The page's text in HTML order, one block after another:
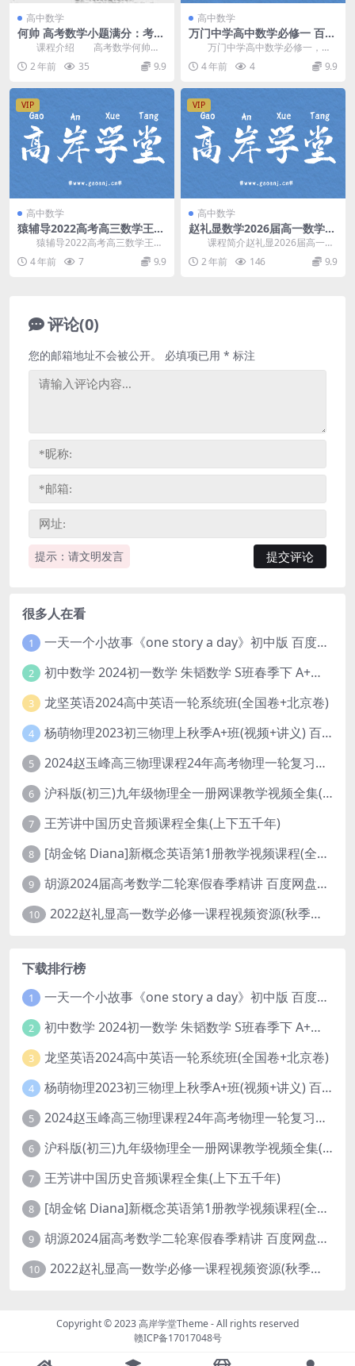
高中数学
何帅 高考数学小题满分：考场
40分钟拿满卷面80分百度网盘
分享
课程介绍 高考数学何帅课
程，VIP会员可通过网盘转存下载或
者在线播放。本课...
2 年前 35 9.9
高中数学
万门中学高中数学必修一 百度
网盘分享
万门中学高中数学必修一，百
度网盘高中数学课程13.0G高清视
频。 资源目录...
4 年前 4 9.9
VIP
高中数学
猿辅导2022高考高三数学王晶
春季A+班 百度网盘分享
猿辅导2022高考高三数学王晶
春季A+班，百度网盘高考数学复习
课程15.3G...
4 年前 7 9.9
VIP
高中数学
赵礼显数学2026届高一数学
(下)2024年寒假课
课程简介赵礼显2026届高一数
学下学期寒假班直播课，开课时
间：2024年寒假...
2 年前 146 9.9
评论(0)
提示：请文明发言
您的邮箱地址不会被公开。 必填项已用 * 标注
很多人在看
1 一天一个小故事《one story a day》初中版 百度网盘分享下载
2 初中数学 2024初一数学 朱韬数学 S班春季下 A+班春季下 百度云网盘
3 龙坚英语2024高中英语一轮系统班(全国卷+北京卷)
4 杨萌物理2023初三物理上秋季A+班(视频+讲义) 百度网盘分享
5 2024赵玉峰高三物理课程24年高考物理一轮复习网课教程
6 沪科版(初三)九年级物理全一册网课教学视频全集(录播版 杜春雨 66讲)
7 王芳讲中国历史音频课程全集(上下五千年)
8 [胡金铭 Diana]新概念英语第1册教学视频课程(全集 百度网盘下载)
9 胡源2024届高考数学二轮寒假春季精讲 百度网盘分享
10 2022赵礼显高一数学必修一课程视频资源(秋季班 含讲义)百度网盘云
下载排行榜
1 一天一个小故事《one story a day》初中版 百度网盘分享下载
2 初中数学 2024初一数学 朱韬数学 S班春季下 A+班春季下 百度云网盘
3 龙坚英语2024高中英语一轮系统班(全国卷+北京卷)
4 杨萌物理2023初三物理上秋季A+班(视频+讲义) 百度网盘分享
5 2024赵玉峰高三物理课程24年高考物理一轮复习网课教程
6 沪科版(初三)九年级物理全一册网课教学视频全集(录播版 杜春雨 66讲)
7 王芳讲中国历史音频课程全集(上下五千年)
8 [胡金铭 Diana]新概念英语第1册教学视频课程(全集 百度网盘下载)
9 胡源2024届高考数学二轮寒假春季精讲 百度网盘分享
10 2022赵礼显高一数学必修一课程视频资源(秋季班 含讲义)百度网盘云
Copyright © 2023高岸学堂Theme- All rights reserved
赣ICP备17017048号